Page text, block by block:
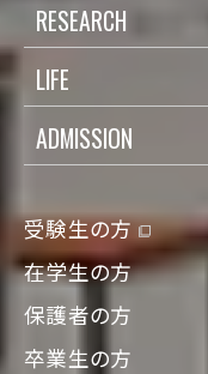
RESEARCH
LIFE
ADMISSION
受験生の方
在学生の方
保護者の方
卒業生の方